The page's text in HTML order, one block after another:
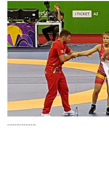
…………….